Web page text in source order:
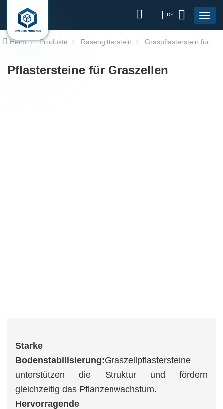
DE
Heim Produkte Rasengitterstein Graspflasterstein für
Einfahrt Pflastersteine für Graszellen
Pflastersteine für Graszellen
Starke
Bodenstabilisierung:Graszellpflastersteine ​​
unterstützen die Struktur und fördern
gleichzeitig das Pflanzenwachstum.
Hervorragende